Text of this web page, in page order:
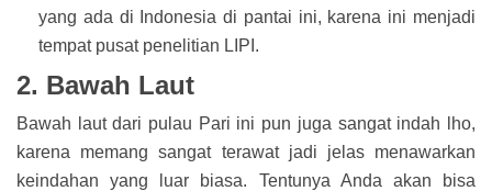
yang ada di Indonesia di pantai ini, karena ini menjadi
tempat pusat penelitian LIPI.
2. Bawah Laut
Bawah laut dari pulau Pari ini pun juga sangat indah lho,
karena memang sangat terawat jadi jelas menawarkan
keindahan yang luar biasa. Tentunya Anda akan bisa